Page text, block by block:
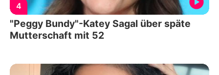
4
"Peggy Bundy"-Katey Sagal über späte
Mutterschaft mit 52